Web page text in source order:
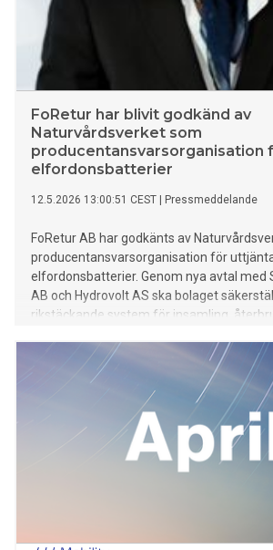
FoRetur har blivit godkänd av
Naturvårdsverket som
producentansvarsorganisation
elfordonsbatterier
12.5.2026 13:00:51 CEST Pressmeddelande
FoRetur AB har godkänts av
producentansvarsorganisation för
elfordonsbatterier. Genom nya avtal med
AB och Hydrovolt AS ska bolaget
rikstäckande system för insamling,